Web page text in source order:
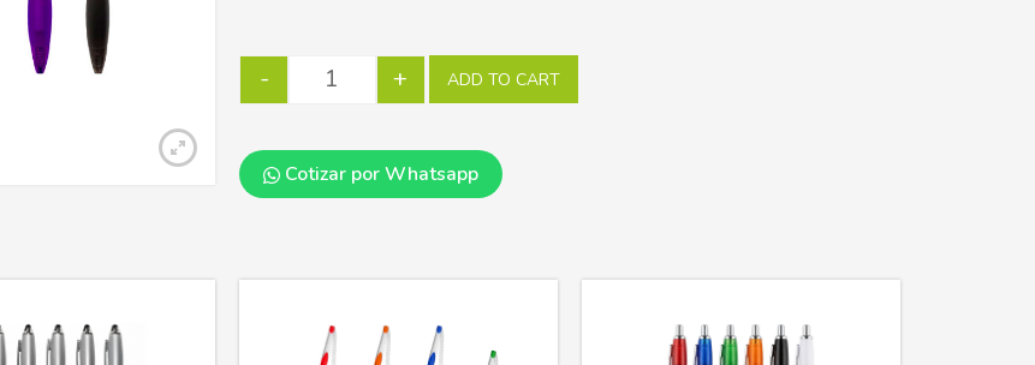
- + ADD TO CART
Cotizar por Whatsapp